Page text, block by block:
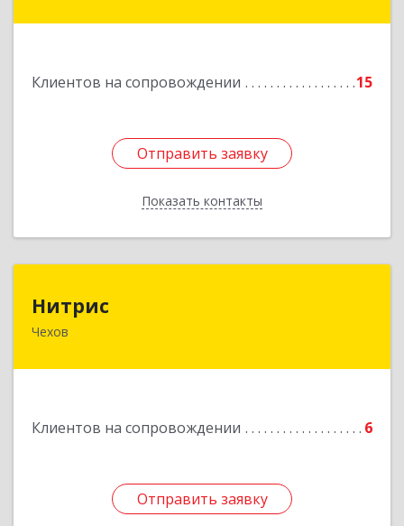
Клиентов на сопровождении 15
Отправить заявку
Показать контакты
Отправить заявку
Назад
Нитрис
Чехов
Клиентов на сопровождении 6
Отправить заявку
142350, Московская обл, Чехов м.о., Столбовая
Отправить заявку